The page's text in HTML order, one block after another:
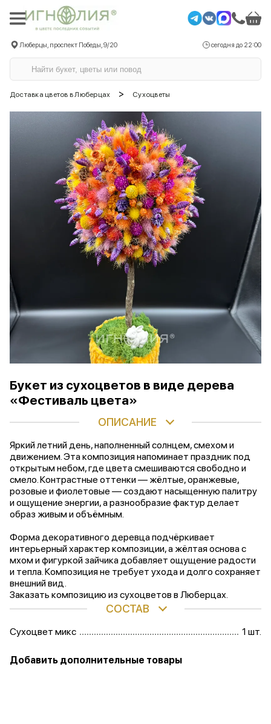
Люберцы, проспект Победы, 9/20 сегодня до 22:00
Доставка цветов в Люберцах > Сухоцветы
Букет из сухоцветов в виде дерева
«Фестиваль цвета»
ОПИСАНИЕ
Яркий летний день, наполненный солнцем, смехом и
движением. Эта композиция напоминает праздник под
открытым небом, где цвета смешиваются свободно и
смело. Контрастные оттенки — жёлтые, оранжевые,
розовые и фиолетовые — создают насыщенную палитру
и ощущение энергии, а разнообразие фактур делает
образ живым и объёмным.
Форма декоративного деревца подчёркивает
интерьерный характер композиции, а жёлтая основа с
мхом и фигуркой зайчика добавляет ощущение радости
и тепла. Композиция не требует ухода и долго сохраняет
внешний вид.
Заказать композицию из сухоцветов в Люберцах.
СОСТАВ
Сухоцвет микс 1 шт.
Добавить дополнительные товары